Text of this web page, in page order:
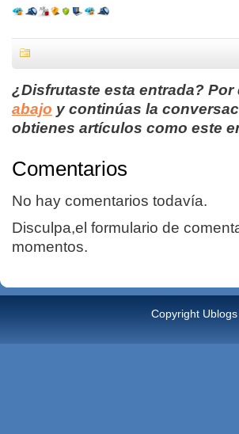
¿Disfrutaste esta entrada? Por
abajo y continúas la
obtienes artículos como este
Comentarios
No hay comentarios todavía.
Disculpa,el formulario de
momentos.
Copyright